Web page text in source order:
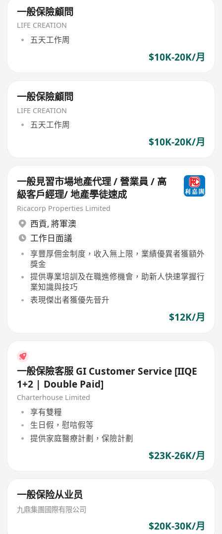
一般保險顧問
LIFE CREATION
五天工作周
$10K-20K/月
一般保險顧問
LIFE CREATION
五天工作周
$10K-20K/月
一般見習市場地產代理 / 營業員 / 高
級客戶經理/ 地產學徒速成
Ricacorp Properties Limited
西貢, 將軍澳
工作日面議
享豐厚佣金制度，收入無上限，業績優異者獲額外
獎金
提供專業培訓及在職進修機會，助新人快速掌握行
業知識與技巧
表現傑出者獲優先晉升
$12K/月
一般保險客服 GI Customer Service [IIQE
1+2 | Double Paid]
Charterhouse Limited
享有雙糧
生日假，慰唁假等
提供家庭醫療計劃，保險計劃
$23K-26K/月
一般保险从业员
九鼎集團國際有限公司
$20K-30K/月